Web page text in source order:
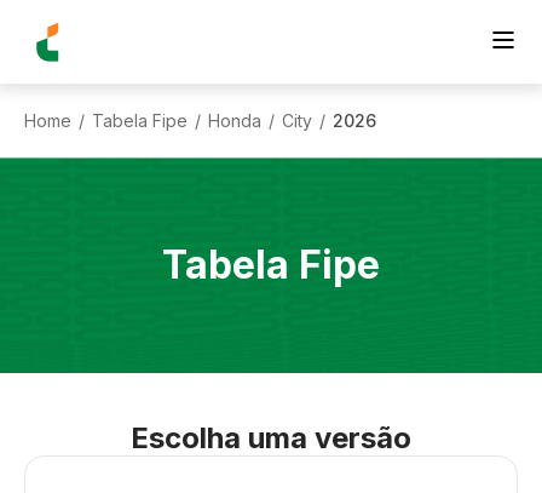
Home / Tabela Fipe / Honda / City / 2026
Tabela Fipe
Escolha uma versão